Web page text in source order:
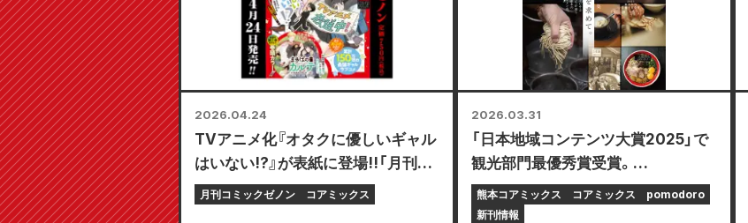
2026.04.24
TVアニメ化『オタクに優しいギャル
はいない!?』が表紙に登場!!「月刊コ
ミックゼノン 2026年6月号」4月24
月刊コミックゼノン コアミックス
2026.03.31
「日本地域コンテンツ大賞2025」で
観光部門最優秀賞受賞。
「pomodoro」第14号は熊本ラーメ
ンを特集！
熊本コアミックス コアミックス
pomodoro
新刊情報